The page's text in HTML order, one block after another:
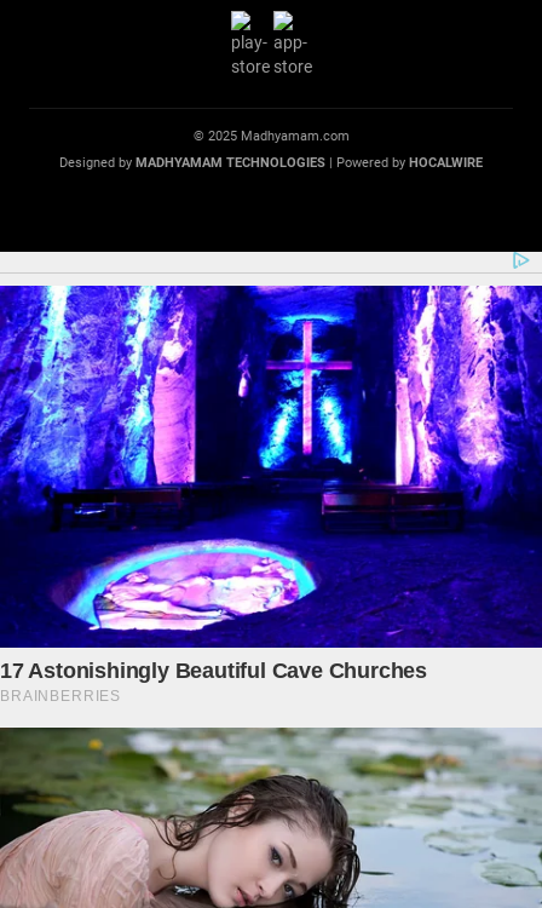
© 2025 Madhyamam.com
Designed by MADHYAMAM TECHNOLOGIES | Powered by HOCALWIRE